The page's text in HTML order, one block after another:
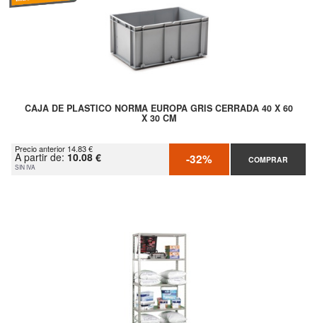
CAJA DE PLASTICO NORMA EUROPA GRIS CERRADA 40 X 60
X 30 CM
Precio anterior 14.83 €
A partir de: 10.08 €
SIN IVA -32% COMPRAR